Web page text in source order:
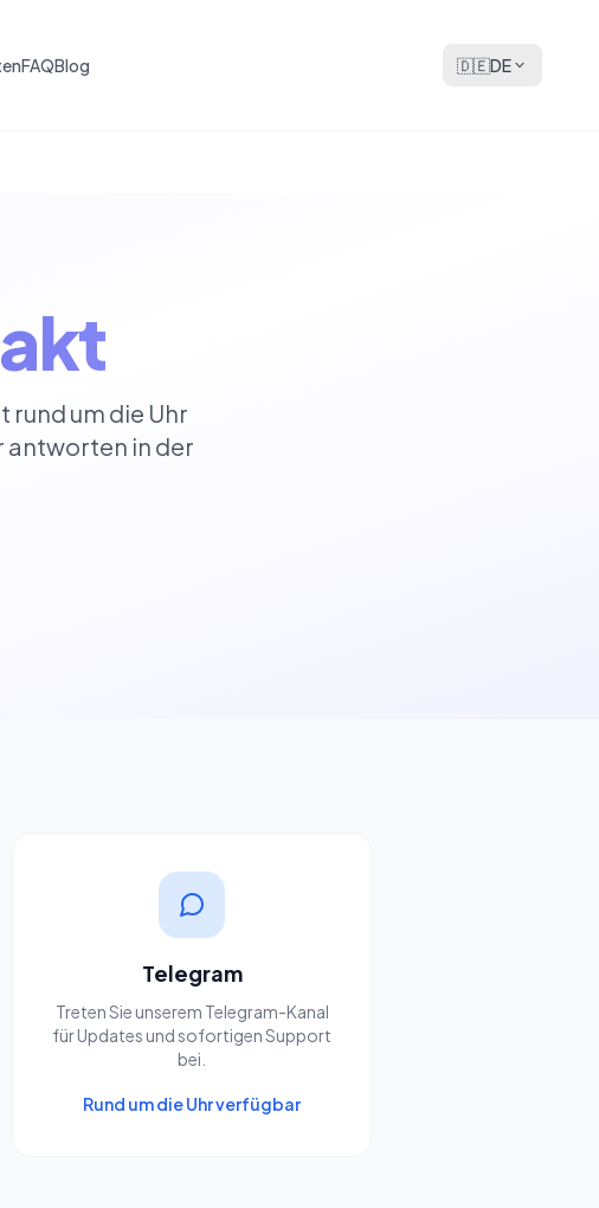
FAQBlog 🇩🇪DE
rund um die Uhr
antworten in der
Telegram
Treten Sie unserem Telegram-Kanal
für Updates und sofortigen Support
bei.
Rund um die Uhr verfügbar